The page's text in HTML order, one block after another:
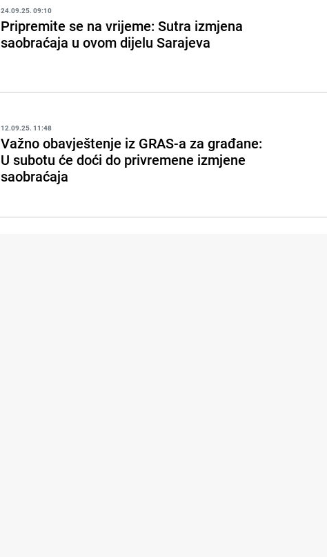
24.09.25. 09:10
Pripremite se na vrijeme: Sutra izmjena
saobraćaja u ovom dijelu Sarajeva
12.09.25. 11:48
Važno obavještenje iz GRAS-a za građane:
U subotu će doći do privremene izmjene
saobraćaja